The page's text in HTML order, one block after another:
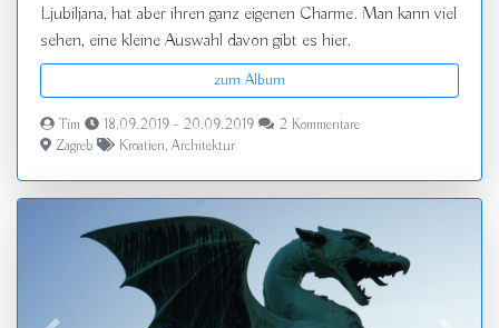
Ljubiljana, hat aber ihren ganz eigenen Charme. Man kann viel
sehen, eine kleine Auswahl davon gibt es hier.
zum Album
Tim 18.09.2019 - 20.09.2019
2 Kommentare
Zagreb
Kroatien, Architektur